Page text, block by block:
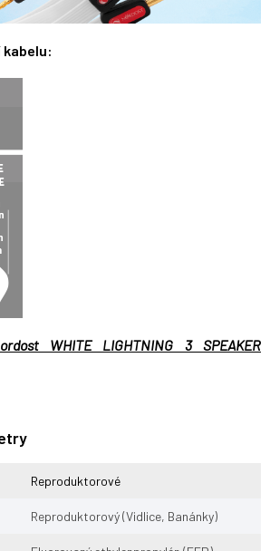
kabelu:
WHITE LIGHTNING 3 SPEAKER
Reproduktorové
Reproduktorový (Vidlice, Banánky)